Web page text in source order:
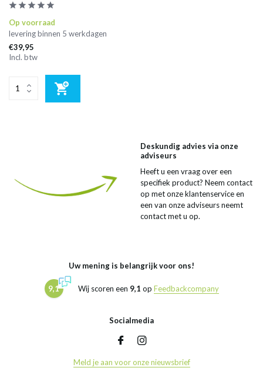
Op voorraad
levering binnen 5 werkdagen
€39,95
Incl. btw
Deskundig advies via onze
adviseurs
Heeft u een vraag over een
specifiek product? Neem contact
op met onze klantenservice en
een van onze adviseurs neemt
contact met u op.
Uw mening is belangrijk voor ons!
9,1 Wij scoren een 9,1 op Feedbackcompany
Socialmedia
Meld je aan voor onze nieuwsbrief